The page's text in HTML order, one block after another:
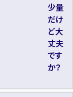
少量
だけ
ど大
丈夫
です
か？